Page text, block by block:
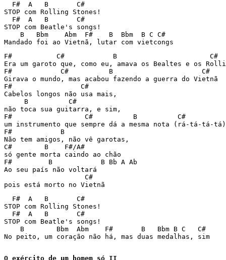
  F#  A   B       C#
STOP com Rolling Stones!
  F#  A   B       C#
STOP com Beatle's songs!
    B   Bbm    Abm  F#    B  Bbm  B C C#
F#           C#            B                       C#
Era um garoto que, como eu, amava os Bealtes e os
F#            C#          B                      C#
Girava o mundo, mas acabou fazendo a guerra do Vietnã
F#                 C#
Cabelos longos não usa mais,
     B          C#
não toca sua guitarra, e sim,
F#                  C#          B          C#
um instrumento que sempre dá a mesma nota (rá-tá-tá-tá)
F#            B
Não tem amigos, não vê garotas,
C#        B    F#/A#
só gente morta caindo ao chão
F#         B            B Bb A Ab
Ao seu país não voltará
                    C#
  F#  A   B       C#
STOP com Rolling Stones!
  F#  A   B       C#
STOP com Beatle's songs!
    B        Bbm  Abm    F#       B   Bbm B C   C#
No peito, um coração não há, mas duas medalhas, sim
O exército de um homem só II